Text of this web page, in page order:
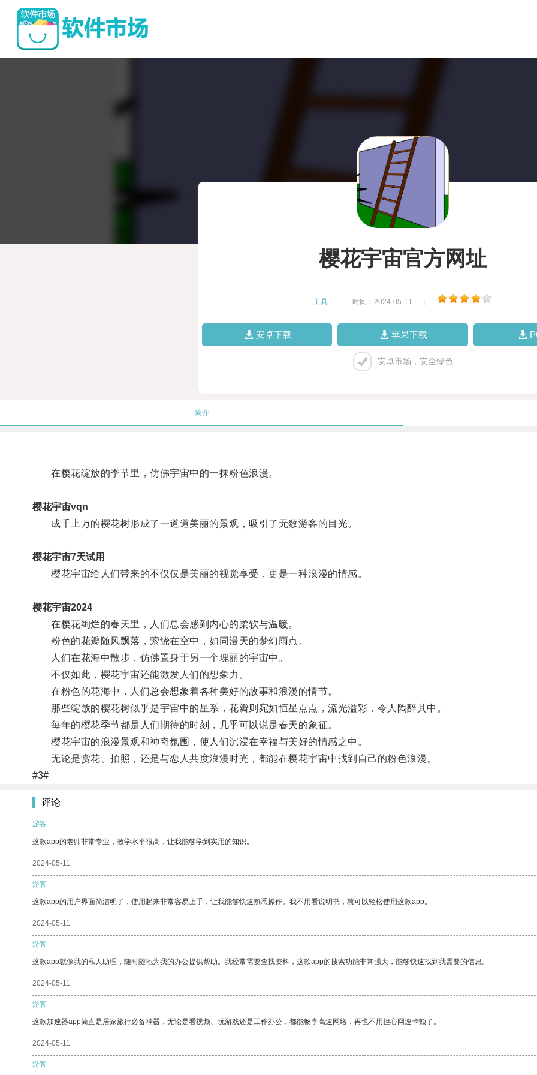
樱花宇宙官方网址
工具 时间：2024-05-11
安卓下载 苹果下载
安卓市场，安全绿色
简介
在樱花绽放的季节里，仿佛宇宙中的一抹粉色浪漫。
樱花宇宙vqn
成千上万的樱花树形成了一道道美丽的景观，吸引了无数游客的目光。
樱花宇宙7天试用
樱花宇宙给人们带来的不仅仅是美丽的视觉享受，更是一种浪漫的情感。
樱花宇宙2024
在樱花绚烂的春天里，人们总会感到内心的柔软与温暖。
粉色的花瓣随风飘落，萦绕在空中，如同漫天的梦幻雨点。
人们在花海中散步，仿佛置身于另一个瑰丽的宇宙中。
不仅如此，樱花宇宙还能激发人们的想象力。
在粉色的花海中，人们总会想象着各种美好的故事和浪漫的情节。
那些绽放的樱花树似乎是宇宙中的星系，花瓣则宛如恒星点点，流光溢彩，令人陶醉其中。
每年的樱花季节都是人们期待的时刻，几乎可以说是春天的象征。
樱花宇宙的浪漫景观和神奇氛围，使人们沉浸在幸福与美好的情感之中。
无论是赏花、拍照，还是与恋人共度浪漫时光，都能在樱花宇宙中找到自己的粉色浪漫。
#3#
评论
游客
这款app的老师非常专业，教学水平很高，让我能够学到实用的知识。
2024-05-11
游客
这款app的用户界面简洁明了，使用起来非常容易上手，让我能够快速熟悉操作。我不用看说明书，就可以轻松使用这款app。
2024-05-11
游客
这款app就像我的私人助理，随时随地为我的办公提供帮助。我经常需要查找资料，这款app的搜索功能非常强大，能够快速找到我需要的信息。
2024-05-11
游客
这款加速器app简直是居家旅行必备神器，无论是看视频、玩游戏还是工作办公，都能畅享高速网络，再也不用担心网速卡顿了。
2024-05-11
游客